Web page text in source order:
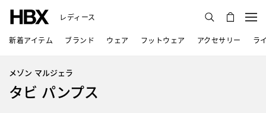
レディース
新着アイテム ブランド ウェア フットウェア アクセサリー ラ
メゾン マルジェラ
タビ パンプス